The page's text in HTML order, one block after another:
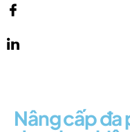
Nâng cấp